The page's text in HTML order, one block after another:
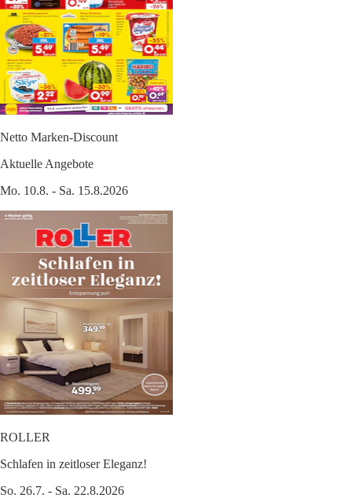
Netto Marken-Discount
Aktuelle Angebote
Mo. 10.8. - Sa. 15.8.2026
ROLLER
Schlafen in zeitloser Eleganz!
So. 26.7. - Sa. 22.8.2026